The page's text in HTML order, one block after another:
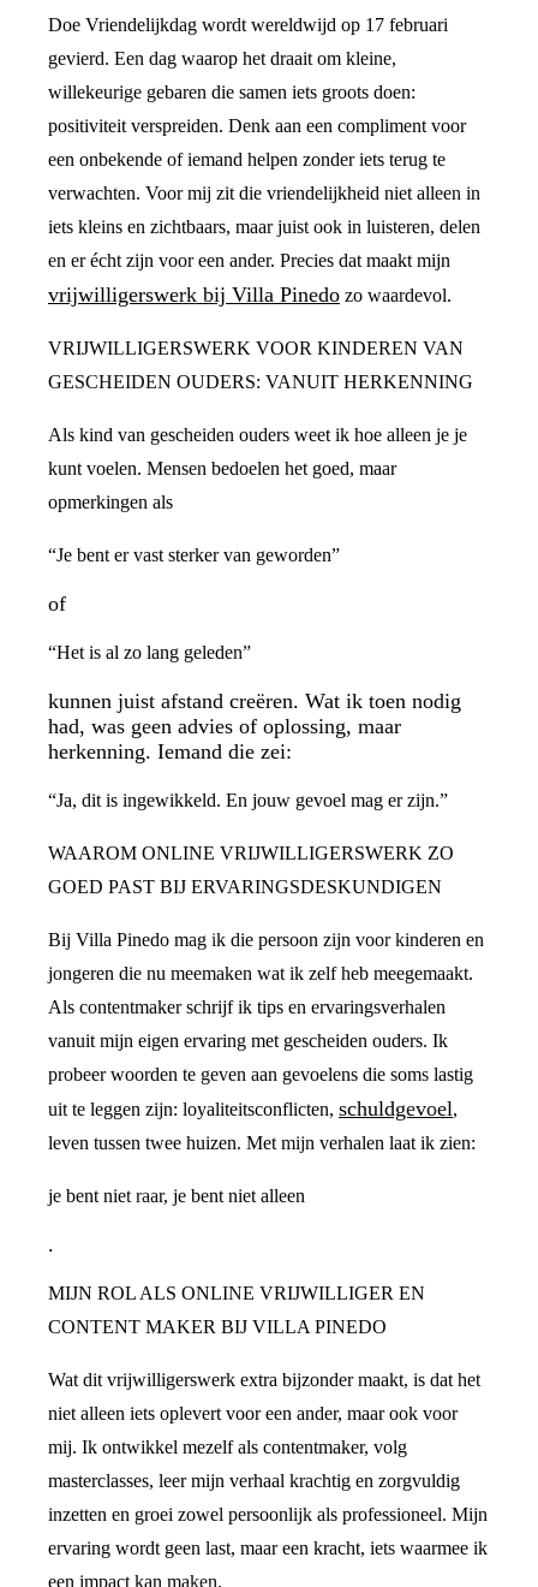
Doe Vriendelijkdag wordt wereldwijd op 17 februari
gevierd. Een dag waarop het draait om kleine,
willekeurige gebaren die samen iets groots doen:
positiviteit verspreiden. Denk aan een compliment voor
een onbekende of iemand helpen zonder iets terug te
verwachten. Voor mij zit die vriendelijkheid niet alleen in
iets kleins en zichtbaars, maar juist ook in luisteren, delen
en er écht zijn voor een ander. Precies dat maakt mijn
vrijwilligerswerk bij Villa Pinedo zo waardevol.
VRIJWILLIGERSWERK VOOR KINDEREN VAN
GESCHEIDEN OUDERS: VANUIT HERKENNING
Als kind van gescheiden ouders weet ik hoe alleen je je
kunt voelen. Mensen bedoelen het goed, maar
opmerkingen als
“Je bent er vast sterker van geworden”
of
“Het is al zo lang geleden”
kunnen juist afstand creëren. Wat ik toen nodig
had, was geen advies of oplossing, maar
herkenning. Iemand die zei:
“Ja, dit is ingewikkeld. En jouw gevoel mag er zijn.”
WAAROM ONLINE VRIJWILLIGERSWERK ZO
GOED PAST BIJ ERVARINGSDESKUNDIGEN
Bij Villa Pinedo mag ik die persoon zijn voor kinderen en
jongeren die nu meemaken wat ik zelf heb meegemaakt.
Als contentmaker schrijf ik tips en ervaringsverhalen
vanuit mijn eigen ervaring met gescheiden ouders. Ik
probeer woorden te geven aan gevoelens die soms lastig
uit te leggen zijn: loyaliteitsconflicten, schuldgevoel,
leven tussen twee huizen. Met mijn verhalen laat ik zien:
je bent niet raar, je bent niet alleen
.
MIJN ROL ALS ONLINE VRIJWILLIGER EN
CONTENT MAKER BIJ VILLA PINEDO
Wat dit vrijwilligerswerk extra bijzonder maakt, is dat het
niet alleen iets oplevert voor een ander, maar ook voor
mij. Ik ontwikkel mezelf als contentmaker, volg
masterclasses, leer mijn verhaal krachtig en zorgvuldig
inzetten en groei zowel persoonlijk als professioneel. Mijn
ervaring wordt geen last, maar een kracht, iets waarmee ik
een impact kan maken.